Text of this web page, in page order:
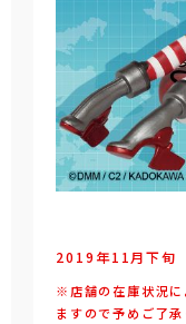
2019年11月下旬
※店舗の在庫状況に
ますので予めご了承